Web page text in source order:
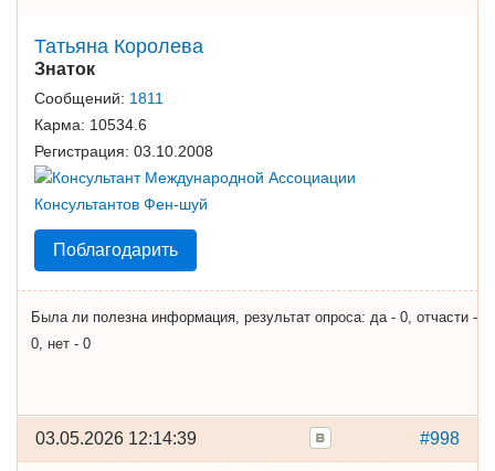
Татьяна Королева
Знаток
Сообщений: 1811
Карма: 10534.6
Регистрация: 03.10.2008
Поблагодарить
Была ли полезна информация, результат опроса: да - 0, отчасти -
0, нет - 0
#998
03.05.2026 12:14:39